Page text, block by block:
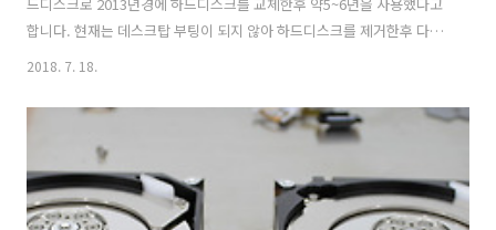
드디스크로 2013년경에 하드디스크를 교체한후 약5~6년을 사용했다고
합니다. 현재는 데스크탑 부팅이 되지 않아 하드디스크를 제거한후 다른
컴퓨터에 연결해 보았으나 인식이 되지 않는 상태라고 합니다. 입고내역
2000GB 3.5" 하드디스크 / OS부팅용손상증상: 데스크탑 부팅이 안되어
하드디스크 불량 확인됨 / 인식불가중요데이터: 연구자료 손상증상 및
점검내역 - PCB 기판 손상- 다이오드 및 저항 burn- 원본 하드 복구 가능
성 높음. 논리회로보드의 다이오드 칩이 타면서 이후에 저항이 일부 기능
상실 되었으나 칩 이식작업이 가능하여 칩작업후 원본하드를 복원..
2018. 7. 18.